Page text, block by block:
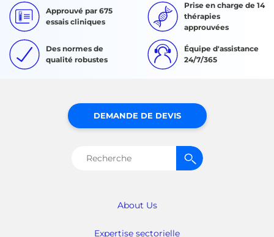
Approuvé par 675
essais cliniques
Prise en charge de 14
thérapies
approuvées
Des normes de
qualité robustes
Équipe d'assistance
24/7/365
About Us
Expertise sectorielle
DEMANDE DE DEVIS
Rechercher :